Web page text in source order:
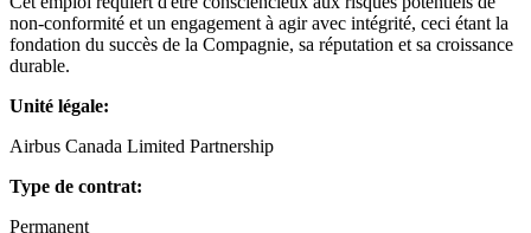
non-conformité et un engagement à agir avec intégrité, ceci étant la
fondation du succès de la Compagnie, sa réputation et sa croissance
durable.
Unité légale:
Airbus Canada Limited Partnership
Type de contrat:
Permanent